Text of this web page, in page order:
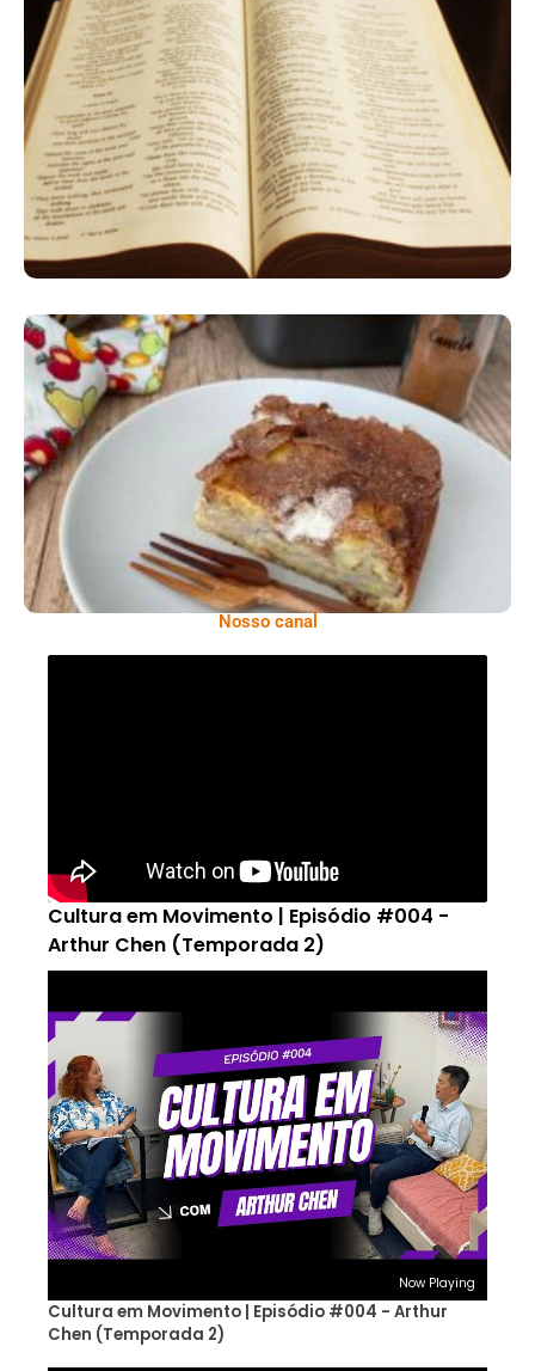
A Bíblia Como Ela É: A Queda De Israel –
Quando A Rebeldia Abre Caminho Para A
Destruição
Comer Bem: Torta De Banana
Nosso canal
Cultura em Movimento | Episódio #004 -
Arthur Chen (Temporada 2)
Now Playing
Cultura em Movimento | Episódio #004 - Arthur
Chen (Temporada 2)